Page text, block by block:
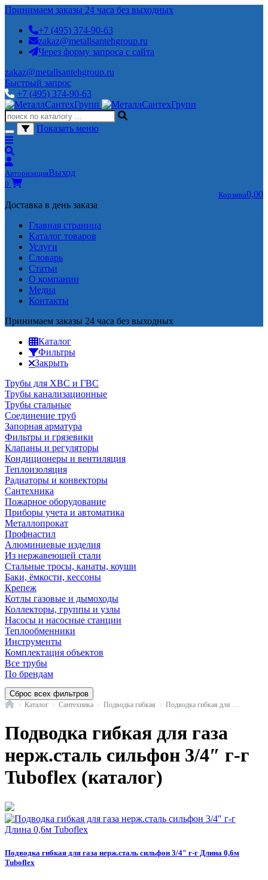
Принимаем заказы 24 часа без выходных
+7 (495) 374-90-63
zakaz@metallsantehgroup.ru
Через форму запроса с сайта
zakaz@metallsantehgroup.ru
Быстрый запрос
+7 (495) 374-90-63
Показать меню
АвторизацияВыход
0
Корзина0,00
Доставка в день заказа
Главная страница
Каталог товаров
Услуги
Словарь
Статьи
О компании
Медиа
Контакты
Принимаем заказы 24 часа без выходных
Каталог
Фильтры
Закрыть
Трубы для ХВС и ГВС
Трубы канализационные
Трубы стальные
Соединение труб
Запорная арматура
Фильтры и грязевики
Клапаны и регуляторы
Кондиционеры и вентиляция
Теплоизоляция
Радиаторы и конвекторы
Сантехника
Пожарное оборудование
Приборы учета и автоматика
Металлопрокат
Профнастил
Алюминиевые изделия
Из нержавеющей стали
Стальные тросы, канаты, коуши
Баки, ёмкости, кессоны
Крепеж
Котлы газовые и дымоходы
Коллекторы, группы и узлы
Насосы и насосные станции
Теплообменники
Инструменты
Комплектация объектов
Все трубы
По брендам
Сброс всех фильтров
ГлавнаяКаталог Сантехника Подводка гибкая
Подводка гибкая для газа
нерж.сталь сильфон 3/4″ г-г
Tuboflex (каталог)
Подводка гибкая для газа нерж.сталь сильфон 3/4″ г-г Длина 0,6м
Tuboflex